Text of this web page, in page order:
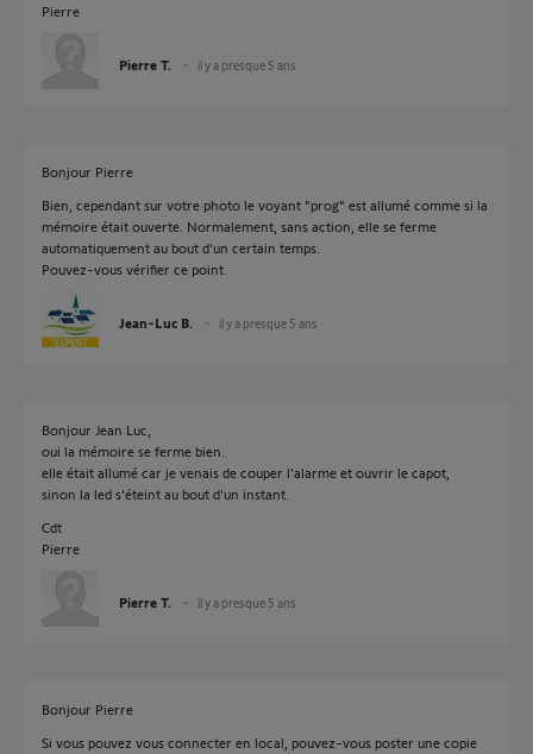
Pierre
Pierre T. il y a presque 5 ans
Bonjour Pierre
Bien, cependant sur votre photo le voyant "prog" est allumé comme si la
mémoire était ouverte. Normalement, sans action, elle se ferme
automatiquement au bout d'un certain temps.
Pouvez-vous vérifier ce point.
Jean-Luc B. il y a presque 5 ans
Bonjour Jean Luc,
oui la mémoire se ferme bien.
elle était allumé car je venais de couper l'alarme et ouvrir le capot,
sinon la led s'éteint au bout d'un instant.
Cdt
Pierre
Pierre T. il y a presque 5 ans
Bonjour Pierre
Si vous pouvez vous connecter en local, pouvez-vous poster une copie